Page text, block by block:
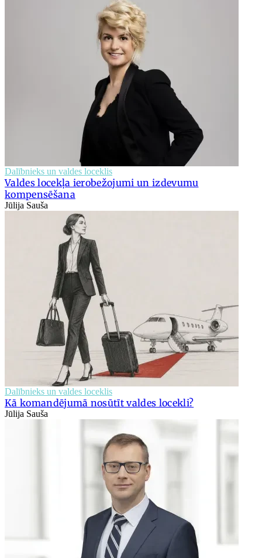
Dalībnieks un valdes loceklis
Valdes locekļa ierobežojumi un izdevumu
kompensēšana
Jūlija Sauša
Dalībnieks un valdes loceklis
Kā komandējumā nosūtīt valdes locekli?
Jūlija Sauša